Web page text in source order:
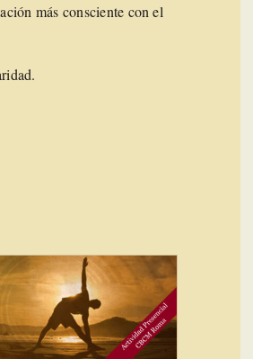
más consciente con el